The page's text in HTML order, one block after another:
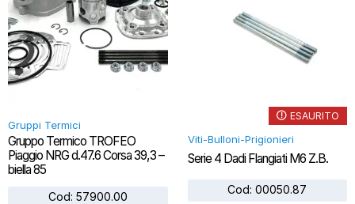
Gruppi Termici
Gruppo Termico TROFEO
Piaggio NRG d.47.6 Corsa 39,3 –
biella 85
Cod: 57900.00
Viti-Bulloni-Prigionieri
Serie 4 Dadi Flangiati M6 Z.B.
Cod: 00050.87
ESAURITO